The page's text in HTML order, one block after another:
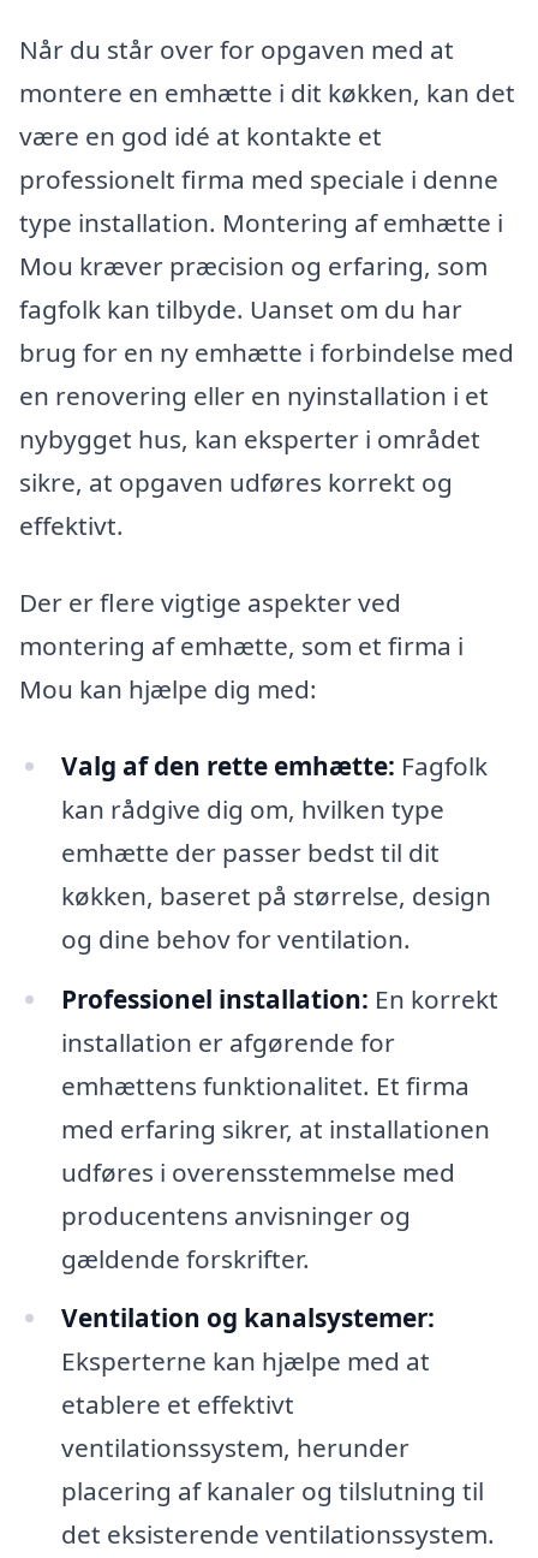
Når du står over for opgaven med at
montere en emhætte i dit køkken, kan det
være en god idé at kontakte et
professionelt firma med speciale i denne
type installation. Montering af emhætte i
Mou kræver præcision og erfaring, som
fagfolk kan tilbyde. Uanset om du har
brug for en ny emhætte i forbindelse med
en renovering eller en nyinstallation i et
nybygget hus, kan eksperter i området
sikre, at opgaven udføres korrekt og
effektivt.
Der er flere vigtige aspekter ved
montering af emhætte, som et firma i
Mou kan hjælpe dig med:
Valg af den rette emhætte: Fagfolk
kan rådgive dig om, hvilken type
emhætte der passer bedst til dit
køkken, baseret på størrelse, design
og dine behov for ventilation.
Professionel installation: En korrekt
installation er afgørende for
emhættens funktionalitet. Et firma
med erfaring sikrer, at installationen
udføres i overensstemmelse med
producentens anvisninger og
gældende forskrifter.
Ventilation og kanalsystemer:
Eksperterne kan hjælpe med at
etablere et effektivt
ventilationssystem, herunder
placering af kanaler og tilslutning til
det eksisterende ventilationssystem.